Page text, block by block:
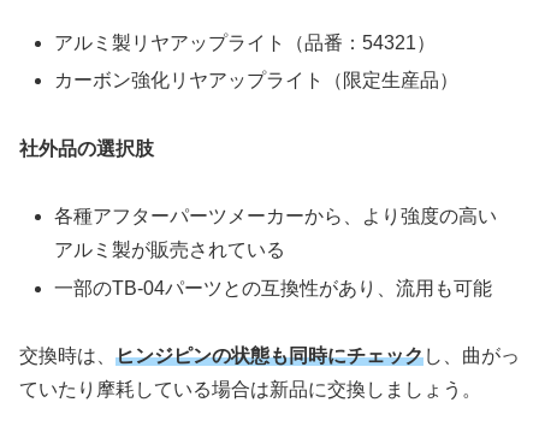
アルミ製リヤアップライト（品番：54321）
カーボン強化リヤアップライト（限定生産品）
社外品の選択肢
各種アフターパーツメーカーから、より強度の高い
アルミ製が販売されている
一部のTB-04パーツとの互換性があり、流用も可能
交換時は、 ヒンジピンの状態も同時にチェックし、曲がっ
ていたり摩耗している場合は新品に交換しましょう。